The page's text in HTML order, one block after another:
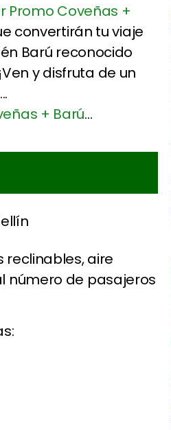
Promo Coveñas +
convertirán tu viaje
Barú reconocido
y disfruta de un
+ Barú…
reclinables, aire
número de pasajeros